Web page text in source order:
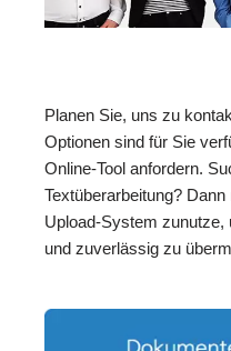
Planen Sie, uns zu
Optionen sind für Sie
Online-Tool anfordern.
Textüberarbeitung?
Upload-System zunutze,
und zuverlässig zu